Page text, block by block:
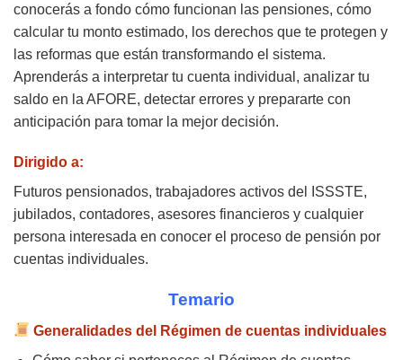
conocerás a fondo cómo funcionan las pensiones, cómo
calcular tu monto estimado, los derechos que te protegen y
las reformas que están transformando el sistema.
Aprenderás a interpretar tu cuenta individual, analizar tu
saldo en la AFORE, detectar errores y prepararte con
anticipación para tomar la mejor decisión.
Dirigido a:
Futuros pensionados, trabajadores activos del ISSSTE,
jubilados, contadores, asesores financieros y cualquier
persona interesada en conocer el proceso de pensión por
cuentas individuales.
Temario
Generalidades del Régimen de cuentas individuales